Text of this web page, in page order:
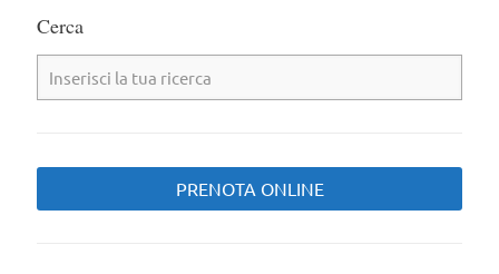
Cerca
PRENOTA ONLINE